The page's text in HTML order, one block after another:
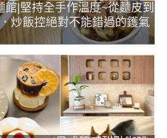
館|堅持全手作溫度~從麵皮到
炒飯控絕對不能錯過的鑊氣